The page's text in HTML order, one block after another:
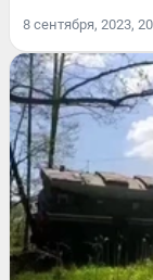
8 сентября, 2023,